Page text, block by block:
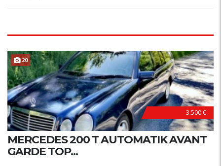
20
3.500 €
MERCEDES 200 T AUTOMATIK AVANT
GARDE TOP...